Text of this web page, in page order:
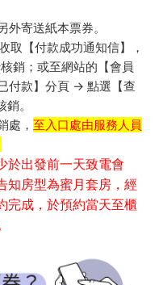
寄送紙本票券。
取【付款成功通知信】，
銷；或至網站的【會員
付款】分頁 → 點選【查
。
處， 至入口處由服務人員
於出發前一天致電會
知房型為蜜月套房，經
完成，於預約當天至櫃